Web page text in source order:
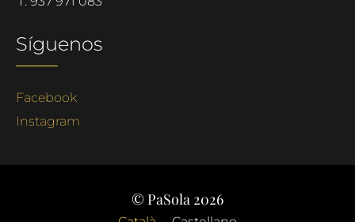
Síguenos
Facebook
Instagram
© PaSola 2026